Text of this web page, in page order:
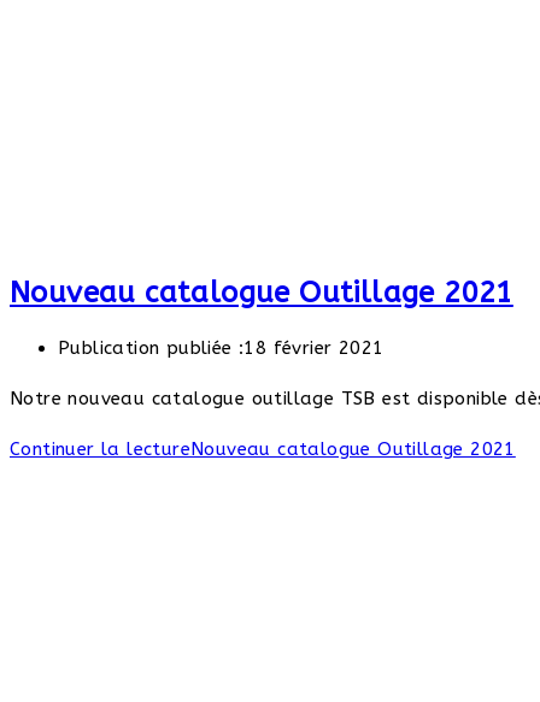
Nouveau catalogue Outillage 2021
Publication publiée :18 février 2021
Notre nouveau catalogue outillage TSB est disponible
Continuer la lectureNouveau catalogue Outillage 2021